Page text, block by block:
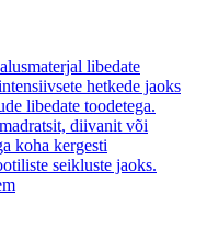
libedate
hetkede jaoks
libedate toodetega.
diivanit või
koha kergesti
seikluste jaoks.